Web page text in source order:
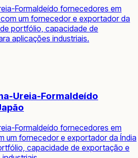
Formaldeído fornecedores em
um fornecedor e exportador da
portfólio, capacidade de
aplicações industriais.
Ureia-Formaldeído
Formaldeído fornecedores em
um fornecedor e exportador da Índia
capacidade de exportação e